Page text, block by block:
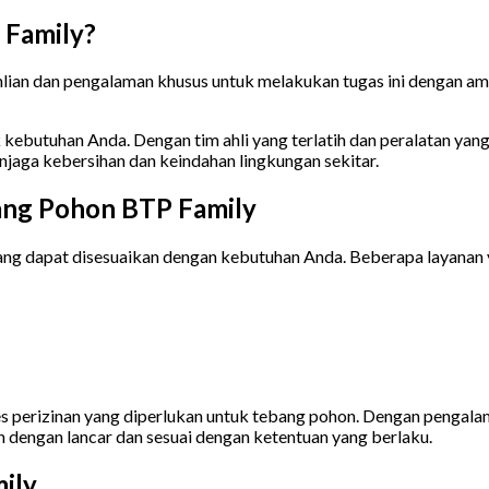
dan pengalaman khusus untuk melakukan tugas ini dengan
Anda. Dengan tim ahli yang terlatih dan peralatan
kebersihan dan keindahan lingkungan sekitar.
Pohon BTP Family
dapat disesuaikan dengan kebutuhan Anda. Beberapa
yang diperlukan untuk tebang pohon. Dengan
lancar dan sesuai dengan ketentuan yang berlaku.